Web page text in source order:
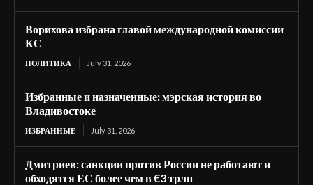
Ворихова избрана главой международной комиссии
КС
ПОЛИТИКА July 31, 2026
Избранные и назначенные: мэрская история во
Владивостоке
ИЗБРАННЫЕ July 31, 2026
Дмитриев: санкции против России не работают и
обходятся ЕС более чем в €3 трлн